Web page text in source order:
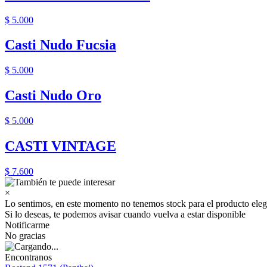
$ 5.000
Casti Nudo Fucsia
$ 5.000
Casti Nudo Oro
$ 5.000
CASTI VINTAGE
$ 7.600
×
Lo sentimos, en este momento no tenemos stock para el producto
Si lo deseas, te podemos avisar cuando vuelva a estar disponible
Notificarme
No gracias
Encontranos